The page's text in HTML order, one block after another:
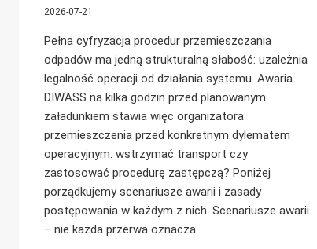
2026-07-21
Pełna cyfryzacja procedur przemieszczania
odpadów ma jedną strukturalną słabość: uzależnia
legalność operacji od działania systemu. Awaria
DIWASS na kilka godzin przed planowanym
załadunkiem stawia więc organizatora
przemieszczenia przed konkretnym dylematem
operacyjnym: wstrzymać transport czy
zastosować procedurę zastępczą? Poniżej
porządkujemy scenariusze awarii i zasady
postępowania w każdym z nich. Scenariusze awarii
– nie każda przerwa oznacza…